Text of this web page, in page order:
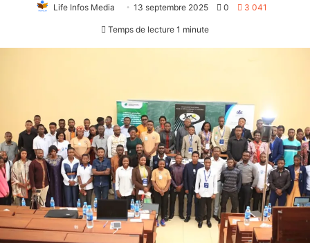
Life Infos Media 13 septembre 2025 0 3 041
Temps de lecture 1 minute